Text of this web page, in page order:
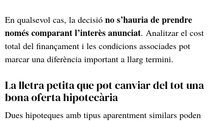
En qualsevol cas, la decisió no s’hauria de prendre
només comparant l’interès anunciat. Analitzar el cost
total del finançament i les condicions associades pot
marcar una diferència important a llarg termini.
La lletra petita que pot canviar del tot una
bona oferta hipotecària
Dues hipoteques amb tipus aparentment similars poden